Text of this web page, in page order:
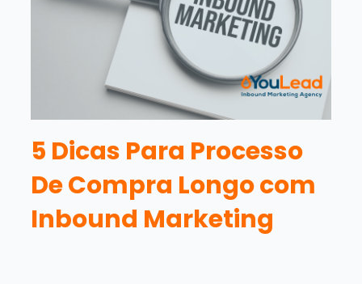
5 Dicas Para Processo
De Compra Longo com
Inbound Marketing